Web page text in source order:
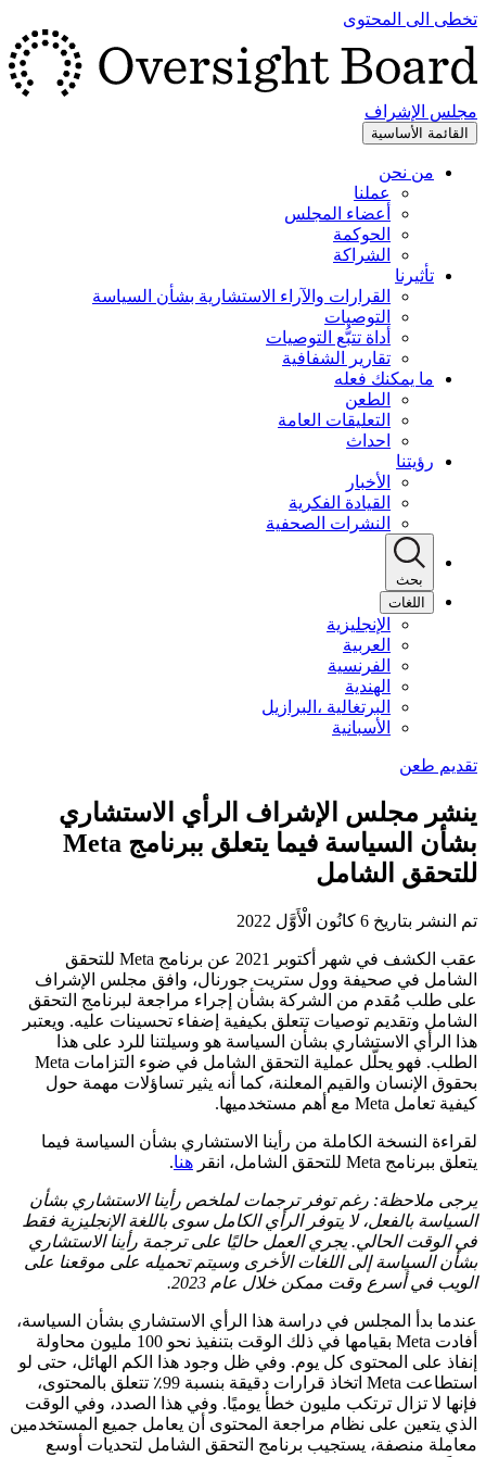
تخطى الى المحتوى
مجلس الإشراف
القائمة الأساسية
من نحن
عملنا
أعضاء المجلس
الحوكمة
الشراكة
تأثيرنا
القرارات والآراء الاستشارية بشأن السياسة
التوصيات
أداة تتبُّع التوصيات
تقارير الشفافية
ما يمكنك فعله
الطعن
التعليقات العامة
احداث
رؤيتنا
الأخبار
القيادة الفكرية
النشرات الصحفية
بحث
اللغات
الإنجليزية
العربية
الفرنسية
الهندية
البرتغالية ،البرازيل
الأسبانية
ينشر مجلس الإشراف الرأي الاستشاري
بشأن السياسة فيما يتعلق ببرنامج Meta
للتحقق الشامل
تم النشر بتاريخ 6 كانُون الْأَوَّل 2022
عقب الكشف في شهر أكتوبر 2021 عن برنامج Meta للتحقق
الشامل في صحيفة وول ستريت جورنال، وافق مجلس الإشراف
على طلب مُقدم من الشركة بشأن إجراء مراجعة لبرنامج التحقق
الشامل وتقديم توصيات تتعلق بكيفية إضفاء تحسينات عليه. ويعتبر
هذا الرأي الاستشاري بشأن السياسة هو وسيلتنا للرد على هذا
الطلب. فهو يحلّل عملية التحقق الشامل في ضوء التزامات Meta
بحقوق الإنسان والقيم المعلنة، كما أنه يثير تساؤلات مهمة حول
كيفية تعامل Meta مع أهم مستخدميها.
لقراءة النسخة الكاملة من رأينا الاستشاري بشأن السياسة فيما
يتعلق ببرنامج Meta للتحقق الشامل، انقر
هنا.
يرجى ملاحظة: رغم توفر ترجمات لملخص رأينا الاستشاري بشأن
السياسة بالفعل، لا يتوفر الرأي الكامل سوى باللغة الإنجليزية فقط
في الوقت الحالي. يجري العمل حاليًا على ترجمة رأينا الاستشاري
بشأن السياسة إلى اللغات الأخرى وسيتم تحميله على موقعنا على
الويب في أسرع وقت ممكن خلال عام 2023.
عندما بدأ المجلس في دراسة هذا الرأي الاستشاري بشأن السياسة،
أفادت Meta بقيامها في ذلك الوقت بتنفيذ نحو 100 مليون محاولة
إنفاذ على المحتوى كل يوم. وفي ظل وجود هذا الكم الهائل، حتى لو
استطاعت Meta اتخاذ قرارات دقيقة بنسبة 99٪ تتعلق بالمحتوى،
فإنها لا تزال ترتكب مليون خطأ يوميًا. وفي هذا الصدد، وفي الوقت
الذي يتعين على نظام مراجعة المحتوى أن يعامل جميع المستخدمين
معاملة منصفة، يستجيب برنامج التحقق الشامل لتحديات أوسع